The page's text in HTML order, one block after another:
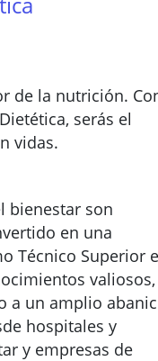
de la nutrición.
serás el
vidas.
bienestar son
en una
Técnico Superior
valiosos,
a un amplio
hospitales y
y empresas de